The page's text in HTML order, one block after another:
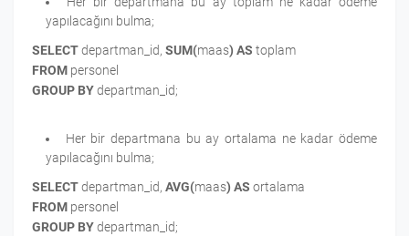
yapılacağını bulma;
SELECTdepartman_id, SUM(maas) AS toplam
FROM personel
GROUP BYdepartman_id;
Her bir departmana bu ay ortalama ne kadar ödeme
yapılacağını bulma;
SELECTdepartman_id, AVG(maas) AS ortalama
FROM personel
GROUP BYdepartman_id;